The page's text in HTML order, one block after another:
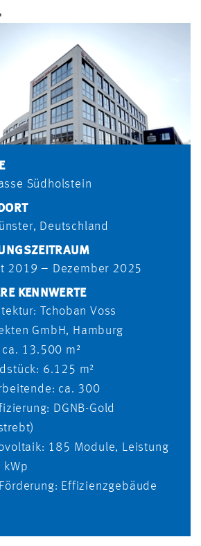
Südholstein
Deutschland
2019 – Dezember 2025
KENNWERTE
Tchoban Voss
GmbH, Hamburg
ca. 13.500 m²
6.125 m²
ca. 300
DGNB-Gold
185 Module, Leistung
kWp
Effizienzgebäude